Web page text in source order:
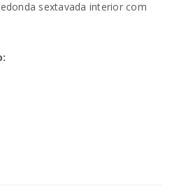
sextavada interior com